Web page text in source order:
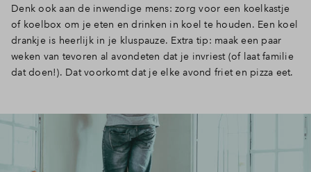
Denk ook aan de inwendige mens: zorg voor een koelkastje
of koelbox om je eten en drinken in koel te houden. Een koel
drankje is heerlijk in je kluspauze. Extra tip: maak een paar
weken van tevoren al avondeten dat je invriest (of laat familie
dat doen!). Dat voorkomt dat je elke avond friet en pizza eet.